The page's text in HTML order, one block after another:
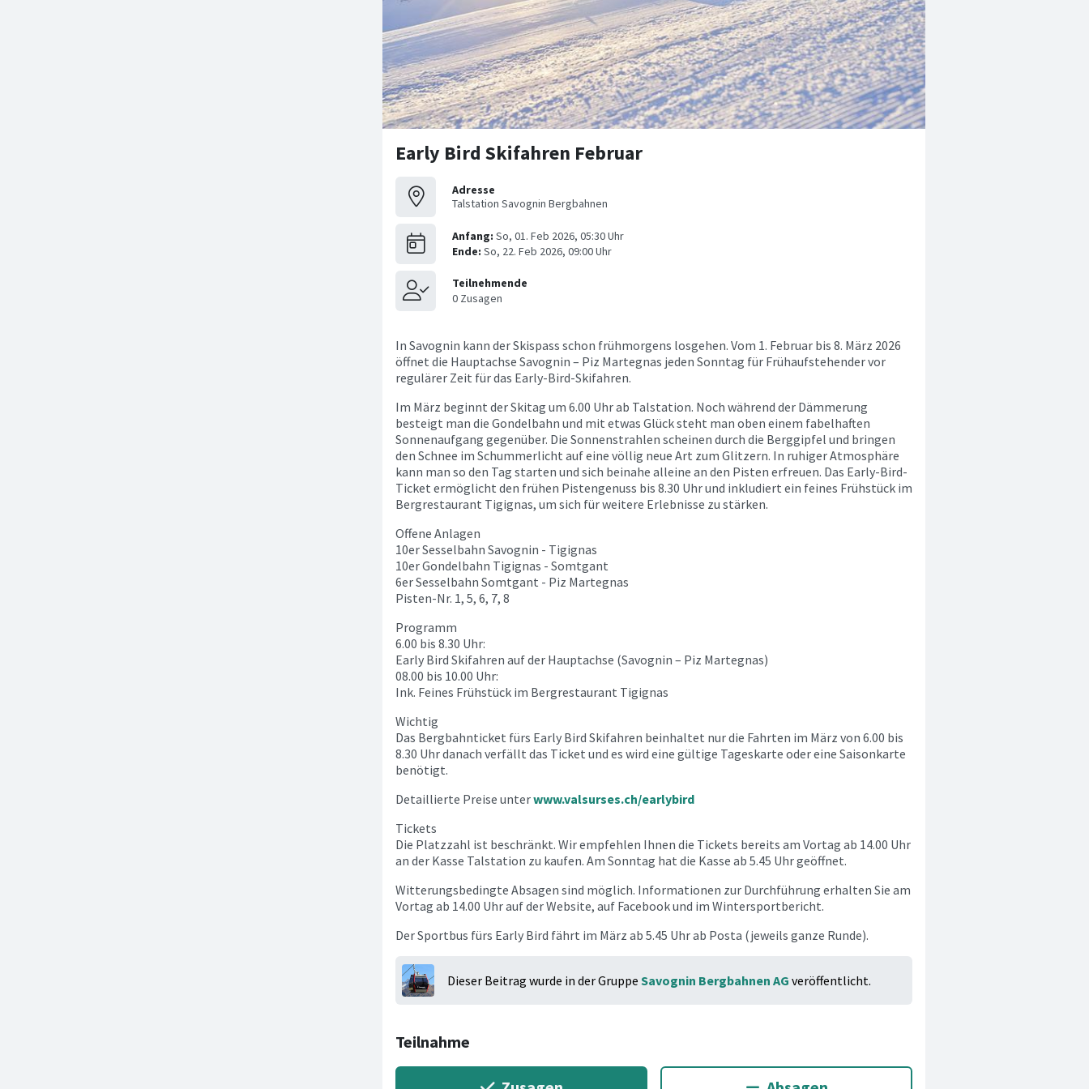
Early Bird Skifahren Februar
Adresse
Talstation Savognin Bergbahnen
In Savognin kann der Skispass schon frühmorgens losgehen. Vom 1. Februar bis 8. März 2026
öffnet die Hauptachse Savognin – Piz Martegnas jeden Sonntag für Frühaufstehender vor
regulärer Zeit für das Early-Bird-Skifahren.
Im März beginnt der Skitag um 6.00 Uhr ab Talstation. Noch während der Dämmerung
besteigt man die Gondelbahn und mit etwas Glück steht man oben einem fabelhaften
Sonnenaufgang gegenüber. Die Sonnenstrahlen scheinen durch die Berggipfel und bringen
den Schnee im Schummerlicht auf eine völlig neue Art zum Glitzern. In ruhiger Atmosphäre
kann man so den Tag starten und sich beinahe alleine an den Pisten erfreuen. Das Early-Bird-
Ticket ermöglicht den frühen Pistengenuss bis 8.30 Uhr und inkludiert ein feines Frühstück im
Bergrestaurant Tigignas, um sich für weitere Erlebnisse zu stärken.
Offene Anlagen
10er Sesselbahn Savognin - Tigignas
10er Gondelbahn Tigignas - Somtgant
6er Sesselbahn Somtgant - Piz Martegnas
Pisten-Nr. 1, 5, 6, 7, 8
Programm
6.00 bis 8.30 Uhr:
Early Bird Skifahren auf der Hauptachse (Savognin – Piz Martegnas)
08.00 bis 10.00 Uhr:
Ink. Feines Frühstück im Bergrestaurant Tigignas
Wichtig
Das Bergbahnticket fürs Early Bird Skifahren beinhaltet nur die Fahrten im März von 6.00 bis
8.30 Uhr danach verfällt das Ticket und es wird eine gültige Tageskarte oder eine Saisonkarte
benötigt.
Detaillierte Preise unterwww.valsurses.ch/earlybird
Tickets
Die Platzzahl ist beschränkt. Wir empfehlen Ihnen die Tickets bereits am Vortag ab 14.00 Uhr
an der Kasse Talstation zu kaufen. Am Sonntag hat die Kasse ab 5.45 Uhr geöffnet.
Witterungsbedingte Absagen sind möglich. Informationen zur Durchführung erhalten Sie am
Vortag ab 14.00 Uhr auf der Website, auf Facebook und im Wintersportbericht.
Der Sportbus fürs Early Bird fährt im März ab 5.45 Uhr ab Posta (jeweils ganze Runde).
Dieser Beitrag wurde in der Gruppe Savognin Bergbahnen AG veröffentlicht.